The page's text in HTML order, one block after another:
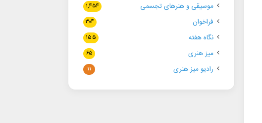
موسیقی و هنرهای تجسمی ۱,۴۵۴
فراخوان ۳۰۴
نگاه هفته ۱۵۵
میز هنری ۶۵
رادیو میز هنری ۱۱